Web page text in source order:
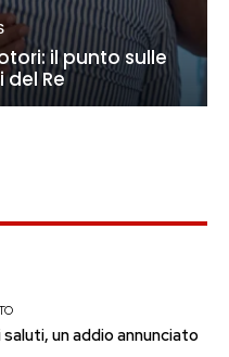
il punto sulle
Re
un addio annunciato